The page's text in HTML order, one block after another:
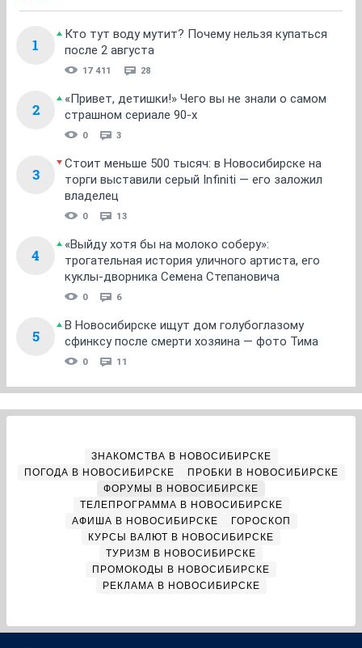
1
Кто тут воду мутит? Почему нельзя купаться
после 2 августа
17 411 28
2
«Привет, детишки!» Чего вы не знали о самом
страшном сериале 90-х
0 3
3
Стоит меньше 500 тысяч: в Новосибирске на
торги выставили серый Infiniti — его заложил
владелец
0 13
4
«Выйду хотя бы на молоко соберу»:
трогательная история уличного артиста, его
куклы-дворника Семена Степановича
0 6
5
В Новосибирске ищут дом голубоглазому
сфинксу после смерти хозяина — фото Тима
0 11
ЗНАКОМСТВА В НОВОСИБИРСКЕ
ПОГОДА В НОВОСИБИРСКЕ
ПРОБКИ В НОВОСИБИРСКЕ
ФОРУМЫ В НОВОСИБИРСКЕ
ТЕЛЕПРОГРАММА В НОВОСИБИРСКЕ
АФИША В НОВОСИБИРСКЕ
ГОРОСКОП
КУРСЫ ВАЛЮТ В НОВОСИБИРСКЕ
ТУРИЗМ В НОВОСИБИРСКЕ
ПРОМОКОДЫ В НОВОСИБИРСКЕ
РЕКЛАМА В НОВОСИБИРСКЕ